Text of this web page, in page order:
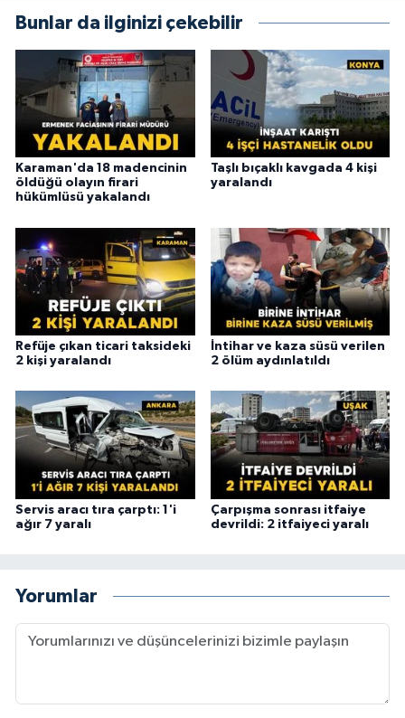
Bunlar da ilginizi çekebilir
Karaman'da 18 madencinin
öldüğü olayın firari
hükümlüsü yakalandı
Taşlı bıçaklı kavgada 4 kişi
yaralandı
Refüje çıkan ticari taksideki
2 kişi yaralandı
İntihar ve kaza süsü verilen
2 ölüm aydınlatıldı
Servis aracı tıra çarptı: 1'i
ağır 7 yaralı
Çarpışma sonrası itfaiye
devrildi: 2 itfaiyeci yaralı
Yorumlar